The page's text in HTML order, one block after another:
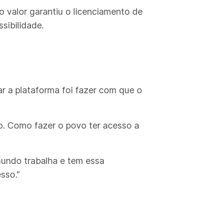
valor garantiu o licenciamento de
a plataforma foi fazer com que o
Como fazer o povo ter acesso a
trabalha e tem essa